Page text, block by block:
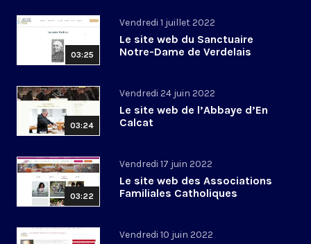
03:25
Vendredi 1 juillet 2022
Le site web du Sanctuaire
Notre-Dame de Verdelais
03:24
Vendredi 24 juin 2022
Le site web de l’Abbaye d’En
Calcat
03:22
Vendredi 17 juin 2022
Le site web des Associations
Familiales Catholiques
Vendredi 10 juin 2022